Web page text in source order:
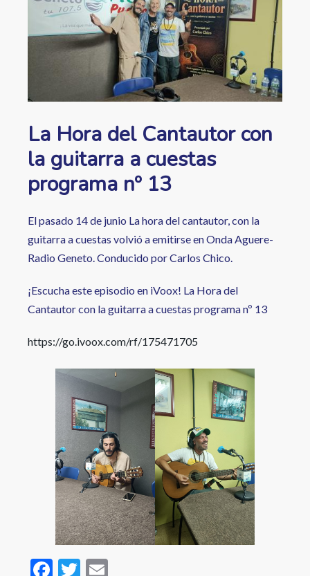
navegación
La Hora del Cantautor con
la guitarra a cuestas
programa nº 13
El pasado 14 de junio La hora del cantautor, con la
guitarra a cuestas volvió a emitirse en Onda Aguere-
Radio Geneto. Conducido por Carlos Chico.
¡Escucha este episodio en iVoox! La Hora del
Cantautor con la guitarra a cuestas programa nº 13
https://go.ivoox.com/rf/175471705
F
T